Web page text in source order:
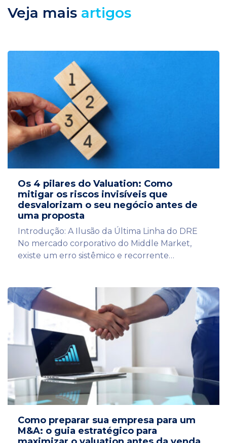
Veja mais artigos
Os 4 pilares do Valuation: Como
mitigar os riscos invisíveis que
desvalorizam o seu negócio antes de
uma proposta
Introdução: A Ilusão da Última Linha do DRE
No mercado corporativo do Middle Market,
existe um erro sistêmico e recorrente…
Como preparar sua empresa para um
M&A: o guia estratégico para